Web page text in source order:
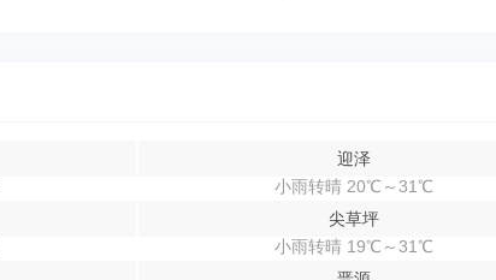
迎泽
小雨转晴 20℃～31℃
尖草坪
小雨转晴 19℃～31℃